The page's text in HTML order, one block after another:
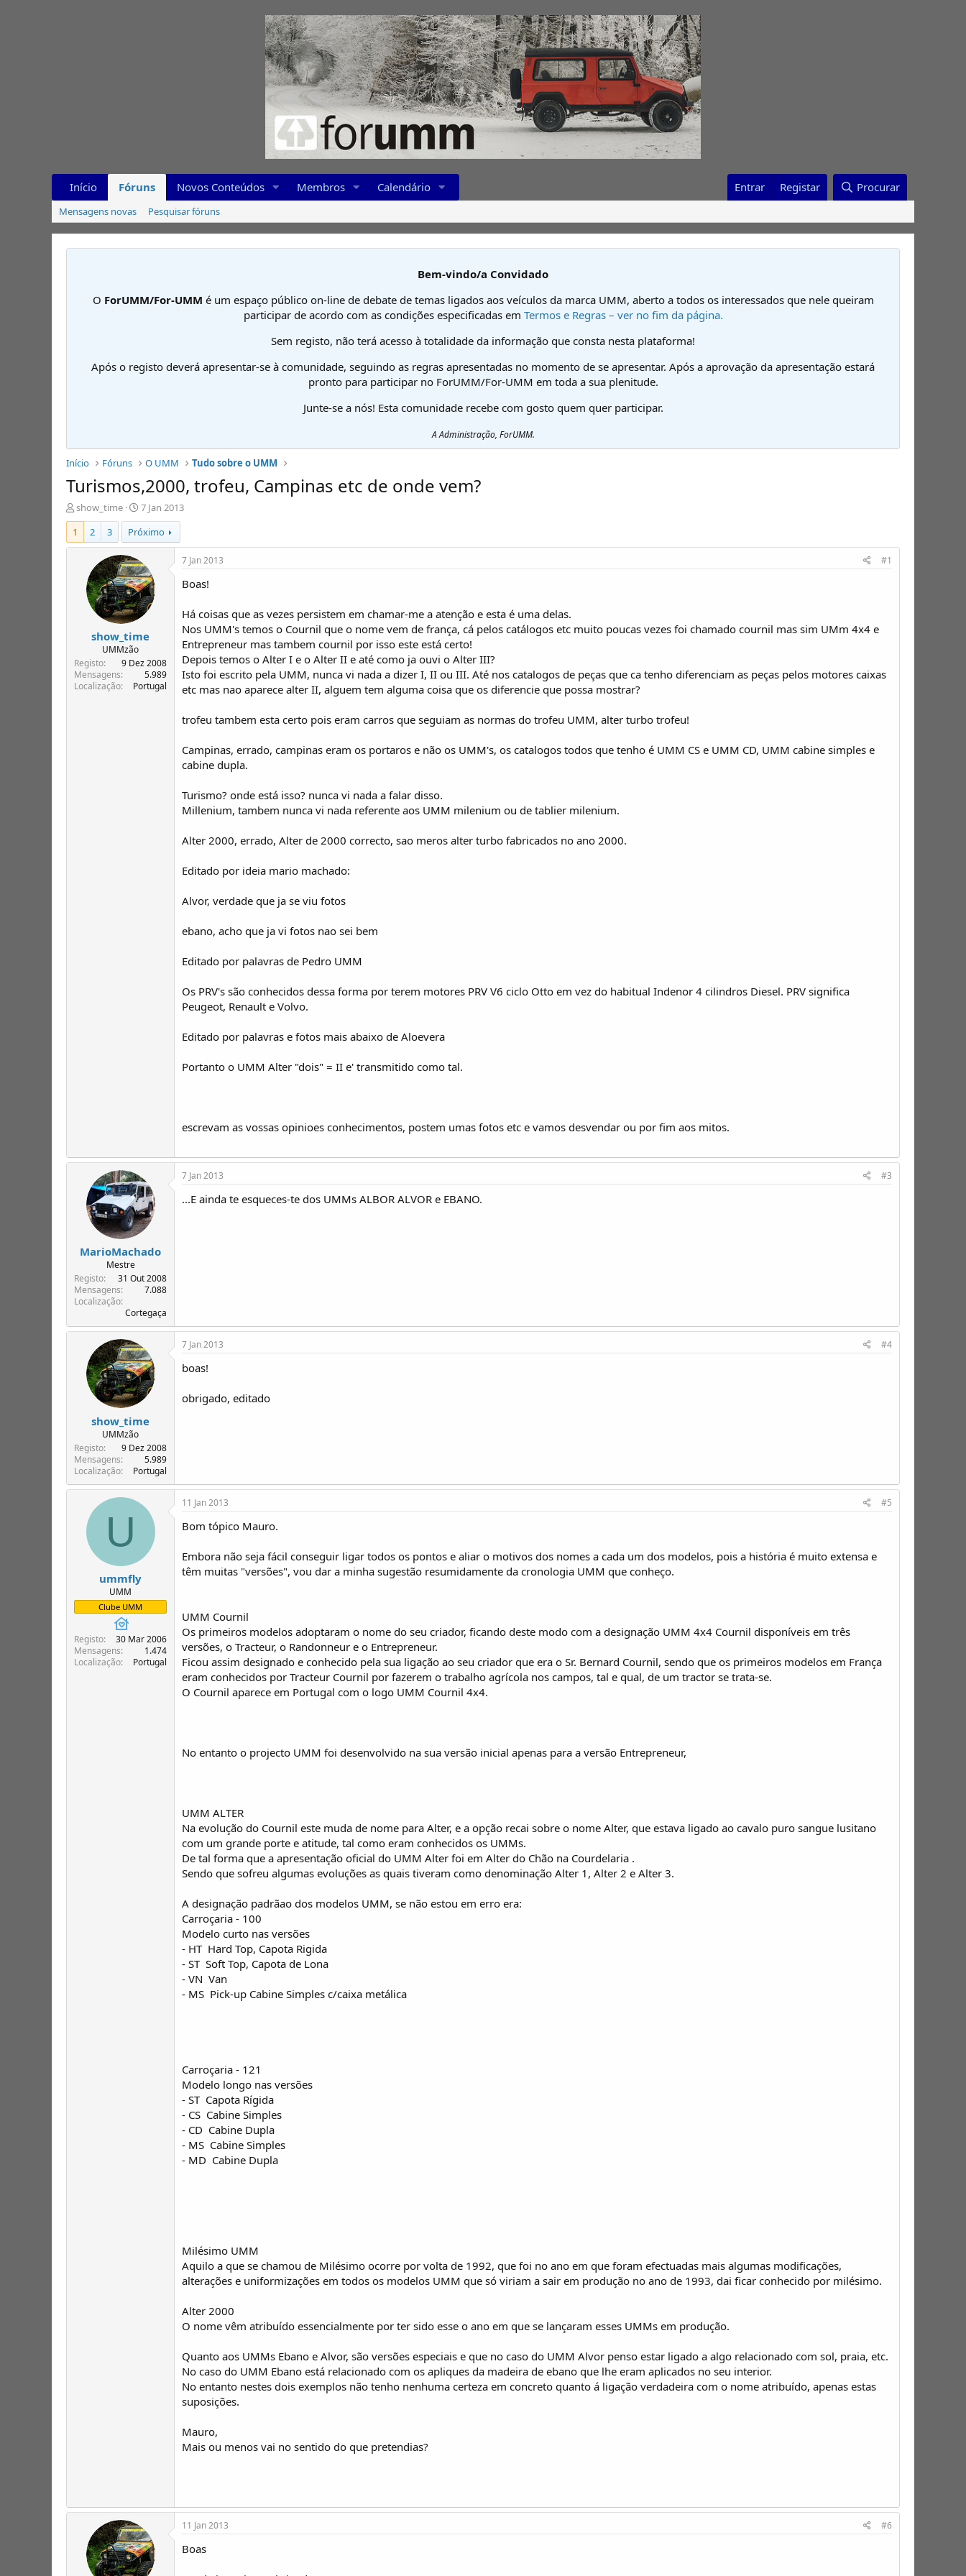
Início Fóruns Novos Conteúdos Membros Calendário Entrar Registar Procurar
Mensagens novas Pesquisar fóruns
Bem-vindo/a Convidado
O ForUMM/For-UMM é um espaço público on-line de debate de temas ligados aos veículos da marca UMM, aberto a todos os interessados que nele queiram
participar de acordo com as condições especificadas em Termos e Regras – ver no fim da página.
Sem registo, não terá acesso à totalidade da informação que consta nesta plataforma!
Após o registo deverá apresentar-se à comunidade, seguindo as regras apresentadas no momento de se apresentar. Após a aprovação da apresentação estará
pronto para participar no ForUMM/For-UMM em toda a sua plenitude.
Junte-se a nós! Esta comunidade recebe com gosto quem quer participar.
A Administração, ForUMM.
Início Fóruns O UMM Tudo sobre o UMM
Turismos,2000, trofeu, Campinas etc de onde vem?
I
n
i
c
ó
p
i
show_time
D
a
t
a
d
e
i
n
í
i
7 Jan 2013
1
2 3 Próximo
show_time
UMMzão
Registo
9 Dez 2008
Mensagens
5.989
Localização
Portugal
7 Jan 2013 #1
Boas!
Há coisas que as vezes persistem em chamar-me a atenção e esta é uma delas.
Nos UMM's temos o Cournil que o nome vem de frança, cá pelos catálogos etc muito poucas vezes foi chamado cournil mas sim UMm 4x4 e
Entrepreneur mas tambem cournil por isso este está certo!
Depois temos o Alter I e o Alter II e até como ja ouvi o Alter III?
Isto foi escrito pela UMM, nunca vi nada a dizer I, II ou III. Até nos catalogos de peças que ca tenho diferenciam as peças pelos motores caixas
etc mas nao aparece alter II, alguem tem alguma coisa que os diferencie que possa mostrar?
trofeu tambem esta certo pois eram carros que seguiam as normas do trofeu UMM, alter turbo trofeu!
Campinas, errado, campinas eram os portaros e não os UMM's, os catalogos todos que tenho é UMM CS e UMM CD, UMM cabine simples e
cabine dupla.
Turismo? onde está isso? nunca vi nada a falar disso.
Millenium, tambem nunca vi nada referente aos UMM milenium ou de tablier milenium.
Alter 2000, errado, Alter de 2000 correcto, sao meros alter turbo fabricados no ano 2000.
Editado por ideia mario machado:
Alvor, verdade que ja se viu fotos
ebano, acho que ja vi fotos nao sei bem
Editado por palavras de Pedro UMM
Os PRV's são conhecidos dessa forma por terem motores PRV V6 ciclo Otto em vez do habitual Indenor 4 cilindros Diesel. PRV significa
Peugeot, Renault e Volvo.
Editado por palavras e fotos mais abaixo de Aloevera
Portanto o UMM Alter "dois" = II e' transmitido como tal.
escrevam as vossas opinioes conhecimentos, postem umas fotos etc e vamos desvendar ou por fim aos mitos.
MarioMachado
Mestre
Registo
31 Out 2008
Mensagens
7.088
Localização
Cortegaça
7 Jan 2013 #3
...E ainda te esqueces-te dos UMMs ALBOR ALVOR e EBANO.
show_time
UMMzão
Registo
9 Dez 2008
Mensagens
5.989
Localização
Portugal
7 Jan 2013 #4
boas!
obrigado, editado
U
ummfly
UMM
Clube UMM
Registo
30 Mar 2006
Mensagens
1.474
Localização
Portugal
11 Jan 2013 #5
Bom tópico Mauro.
Embora não seja fácil conseguir ligar todos os pontos e aliar o motivos dos nomes a cada um dos modelos, pois a história é muito extensa e
têm muitas "versões", vou dar a minha sugestão resumidamente da cronologia UMM que conheço.
UMM Cournil
Os primeiros modelos adoptaram o nome do seu criador, ficando deste modo com a designação UMM 4x4 Cournil disponíveis em três
versões, o Tracteur, o Randonneur e o Entrepreneur.
Ficou assim designado e conhecido pela sua ligação ao seu criador que era o Sr. Bernard Cournil, sendo que os primeiros modelos em França
eram conhecidos por Tracteur Cournil por fazerem o trabalho agrícola nos campos, tal e qual, de um tractor se trata-se.
O Cournil aparece em Portugal com o logo UMM Cournil 4x4.
No entanto o projecto UMM foi desenvolvido na sua versão inicial apenas para a versão Entrepreneur,
UMM ALTER
Na evolução do Cournil este muda de nome para Alter, e a opção recai sobre o nome Alter, que estava ligado ao cavalo puro sangue lusitano
com um grande porte e atitude, tal como eram conhecidos os UMMs.
De tal forma que a apresentação oficial do UMM Alter foi em Alter do Chão na Courdelaria .
Sendo que sofreu algumas evoluções as quais tiveram como denominação Alter 1, Alter 2 e Alter 3.
A designação padrãao dos modelos UMM, se não estou em erro era:
Carroçaria - 100
Modelo curto nas versões
- HT  Hard Top, Capota Rigida
- ST  Soft Top, Capota de Lona
- VN  Van
- MS  Pick-up Cabine Simples c/caixa metálica
Carroçaria - 121
Modelo longo nas versões
- ST  Capota Rígida
- CS  Cabine Simples
- CD  Cabine Dupla
- MS  Cabine Simples
- MD  Cabine Dupla
Milésimo UMM
Aquilo a que se chamou de Milésimo ocorre por volta de 1992, que foi no ano em que foram efectuadas mais algumas modificações,
alterações e uniformizações em todos os modelos UMM que só viriam a sair em produção no ano de 1993, dai ficar conhecido por milésimo.
Alter 2000
O nome vêm atribuído essencialmente por ter sido esse o ano em que se lançaram esses UMMs em produção.
Quanto aos UMMs Ebano e Alvor, são versões especiais e que no caso do UMM Alvor penso estar ligado a algo relacionado com sol, praia, etc.
No caso do UMM Ebano está relacionado com os apliques da madeira de ebano que lhe eram aplicados no seu interior.
No entanto nestes dois exemplos não tenho nenhuma certeza em concreto quanto á ligação verdadeira com o nome atribuído, apenas estas
suposições.
Mauro,
Mais ou menos vai no sentido do que pretendias?
11 Jan 2013 #6
Boas